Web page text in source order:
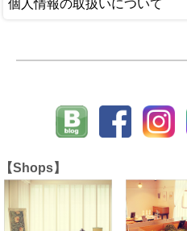
個人情報の取扱いについて
【Shops】